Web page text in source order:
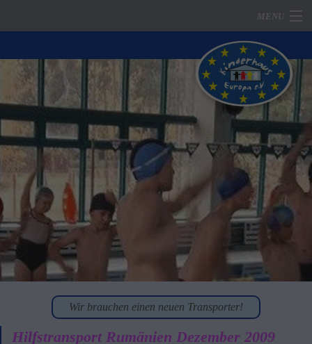
MENU
Mitglied werden
Unser Verein
Projekte / Aktionen
Partnernetzwerk
Fotodokumentationen
Impressum
Datenschutz
Wir brauchen einen neuen Transporter!
Hilfstransport Rumänien Dezember 2009